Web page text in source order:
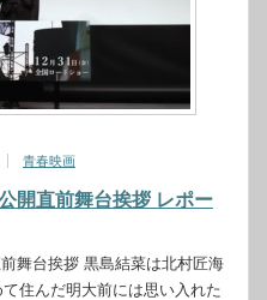
青春映画
開直前舞台挨拶 レポー
舞台挨拶 黒島結菜は北村匠海
住んだ明大前には思い入れた